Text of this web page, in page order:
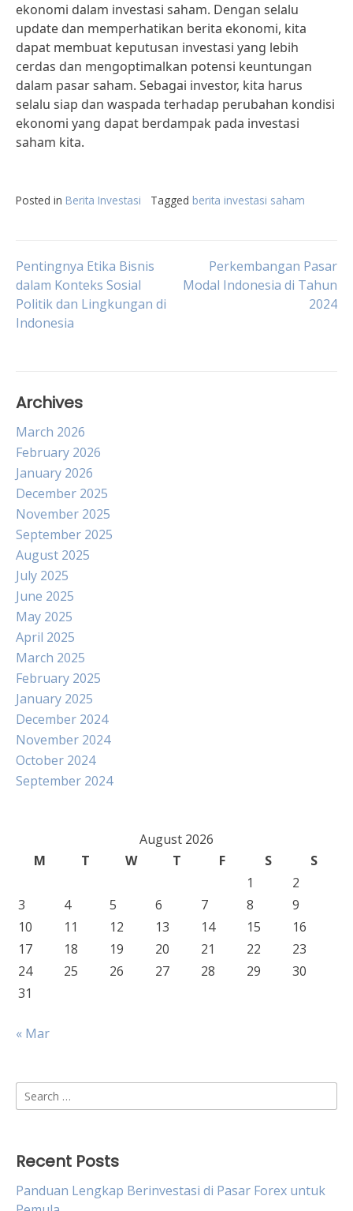
ekonomi dalam investasi saham. Dengan selalu
update dan memperhatikan berita ekonomi, kita
dapat membuat keputusan investasi yang lebih
cerdas dan mengoptimalkan potensi keuntungan
dalam pasar saham. Sebagai investor, kita harus
selalu siap dan waspada terhadap perubahan kondisi
ekonomi yang dapat berdampak pada investasi
saham kita.
Posted in Berita Investasi Tagged berita investasi saham
Post
navigation
Pentingnya Etika Bisnis
dalam Konteks Sosial
Politik dan Lingkungan di
Indonesia
Perkembangan Pasar
Modal Indonesia di Tahun
2024
Archives
March 2026
February 2026
January 2026
December 2025
November 2025
September 2025
August 2025
July 2025
June 2025
May 2025
April 2025
March 2025
February 2025
January 2025
December 2024
November 2024
October 2024
September 2024
August 2026
M
T W T F S
S
1
2
3
4 5 6 7 8
9
10
11 12 13 14 15
16
17
18 19 20 21 22
23
24
25 26 27 28 29
30
31
« Mar
Search
for:
Recent Posts
Panduan Lengkap Berinvestasi di Pasar Forex untuk